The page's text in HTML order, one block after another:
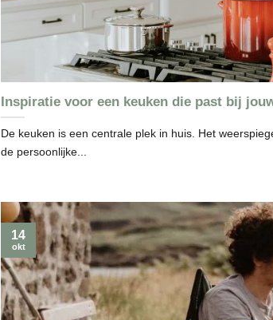
Inspiratie voor een keuken die past bij
De keuken is een centrale plek in huis. Het
de persoonlijke...
14
okt